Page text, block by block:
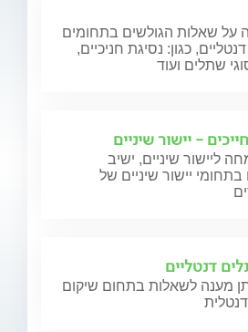
על שאלות הגולשים בתחומים
כגון: נסיגת חניכיים,
שתלים ועוד
- יישור שיניים
ליישור שיניים, ישיב
יישור שיניים של
דנטליים
מענה לשאלות בתחום שיקום